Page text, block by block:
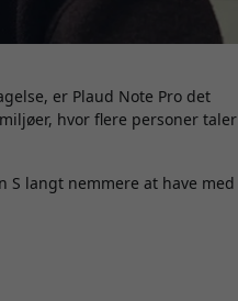
er Plaud Note Pro det
hvor flere personer taler
S langt nemmere at have med